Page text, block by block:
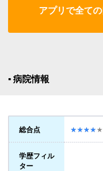
アプリで全て
▪︎ 病院情報
総合点 ★★★★★
★★★★★
学歴フィル
ター